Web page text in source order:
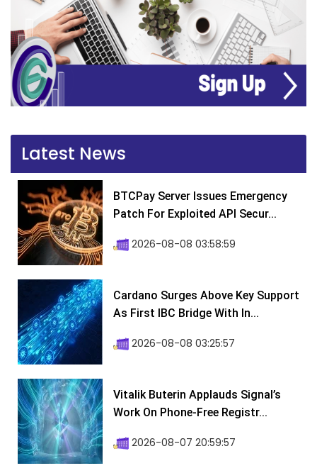
Latest News
BTCPay Server Issues Emergency
Patch For Exploited API Secur...
2026-08-08 03:58:59
Cardano Surges Above Key Support
As First IBC Bridge With In...
2026-08-08 03:25:57
Vitalik Buterin Applauds Signal’s
Work On Phone-Free Registr...
2026-08-07 20:59:57